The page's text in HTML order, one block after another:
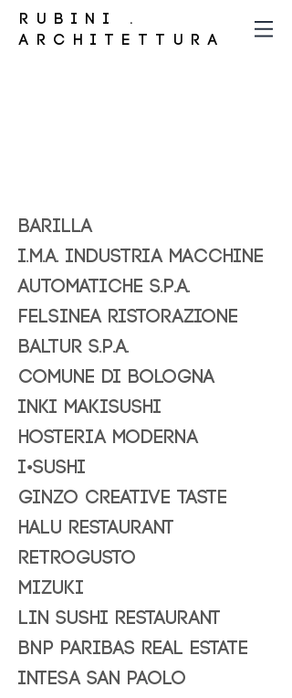
RUBINI .
ARCHITETTURA
Barilla
I.M.A. INDUSTRIA MACCHINE
AUTOMATICHE S.P.A.
Felsinea Ristorazione
Baltur S.p.A.
COMUNE DI BOLOGNA
INKI Makisushi
Hosteria Moderna
I•Sushi
GINZO Creative Taste
Halu restaurant
Retrogusto
mizuki
lin sushi restaurant
Bnp Paribas Real Estate
Intesa San Paolo